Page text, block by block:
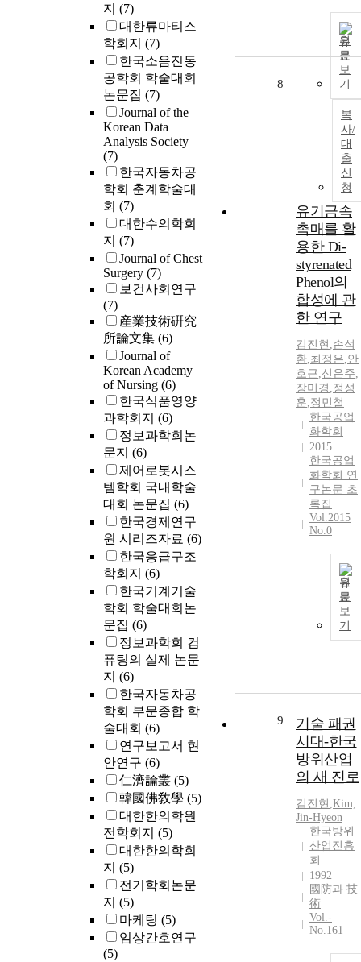
지 (7)
대한류마티스
학회지 (7)
한국소음진동
공학회 학술대회
논문집 (7)
Journal of the
Korean Data
Analysis Society
(7)
한국자동차공
학회 춘계학술대
회 (7)
대한수의학회
지 (7)
Journal of Chest
Surgery (7)
보건사회연구
(7)
産業技術硏究
所論文集 (6)
Journal of
Korean Academy
of Nursing (6)
한국식품영양
과학회지 (6)
정보과학회논
문지 (6)
제어로봇시스
템학회 국내학술
대회 논문집 (6)
한국경제연구
원 시리즈자료 (6)
한국응급구조
학회지 (6)
한국기계기술
학회 학술대회논
문집 (6)
정보과학회 컴
퓨팅의 실제 논문
지 (6)
한국자동차공
학회 부문종합 학
술대회 (6)
연구보고서 현
안연구 (6)
仁濟論叢 (5)
韓國佛敎學 (5)
대한한의학원
전학회지 (5)
대한한의학회
지 (5)
전기학회논문
지 (5)
마케팅 (5)
임상간호연구
(5)
원
문
보
기
복
사/
대
출
신
청
8
유기금속
촉매를 활
용한 Di-
styrenated
Phenol의
합성에 관
한 연구
김진현 ,손석
환,최정은,안
호근,신은주,
장미경 ,정성
훈,정민철
한국공업
화학회
2015
한국공업
화학회 연
구논문 초
록집
Vol.2015
No.0
원
문
보
기
9
기술 패권
시대-한국
방위산업
의 새 진로
김진현 ,Kim,
Jin-Hyeon
한국방위
산업진흥
회
1992
國防과 技
術
Vol.-
No.161